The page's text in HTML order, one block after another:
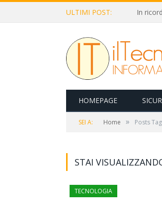
ULTIMI POST: In
HOMEPAGE
SEI A: Home » Posts
STAI
TECNOLOGIA